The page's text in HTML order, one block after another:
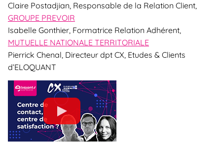
Claire Postadjian, Responsable de la Relation Client,
GROUPE PREVOIR
Isabelle Gonthier, Formatrice Relation Adhérent,
MUTUELLE NATIONALE TERRITORIALE
Pierrick Chenal, Directeur dpt CX, Etudes & Clients
d’ELOQUANT